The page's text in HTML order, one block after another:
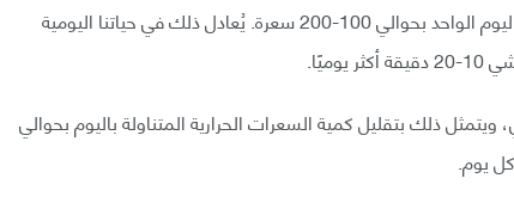
السعرات الحرارية، أو زيادة الكمية المحروقة منها في اليوم الواحد بحوالي 100-200 سعرة. يُعادل ذلك في حياتنا اليومية
ذلك بتقليل كمية السعرات الحرارية المتناولة باليوم بحوالي